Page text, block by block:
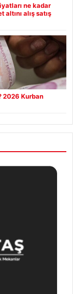
ne kadar
alış satış
2026 Kurban